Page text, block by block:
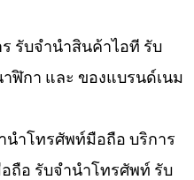
รับจำนำสินค้าไอที รับ
ฬิกา และ ของแบรนด์เนม
นำโทรศัพท์มือถือ บริการ
ถือ รับจำนำโทรศัพท์ รับ